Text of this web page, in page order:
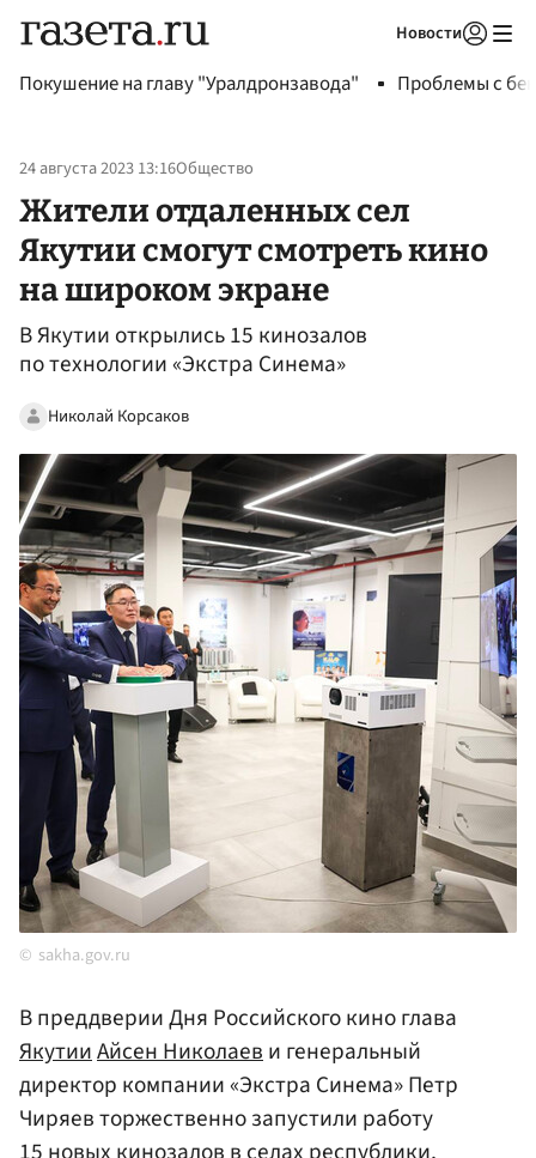
Новости
Покушение на главу "Уралдронзавода" Проблемы с
24 августа 2023 13:16Общество
Жители отдаленных сел
Якутии смогут смотреть кино
на широком экране
В Якутии открылись 15 кинозалов
по технологии «Экстра Синема»
Николай Корсаков
sakha.gov.ru
В преддверии Дня Российского кино глава
ЯкутииАйсен Николаеви генеральный
директор компании «Экстра Синема» Петр
Чиряев торжественно запустили работу